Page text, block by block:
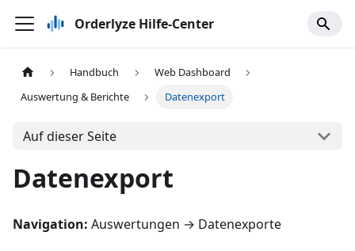
Orderlyze Hilfe-Center
Handbuch
Web Dashboard
Auswertung & Berichte
Datenexport
Auf dieser Seite
Datenexport
Navigation: Auswertungen → Datenexporte